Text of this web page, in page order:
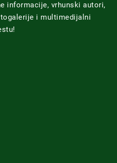
informacije, vrhunski autori,
i multimedijalni